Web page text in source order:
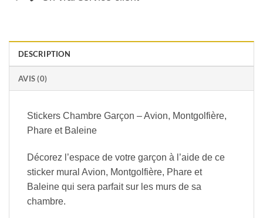
DESCRIPTION
AVIS (0)
Stickers Chambre Garçon – Avion, Montgolfière,
Phare et Baleine
Décorez l’espace de votre garçon à l’aide de ce
sticker mural Avion, Montgolfière, Phare et
Baleine qui sera parfait sur les murs de sa
chambre.